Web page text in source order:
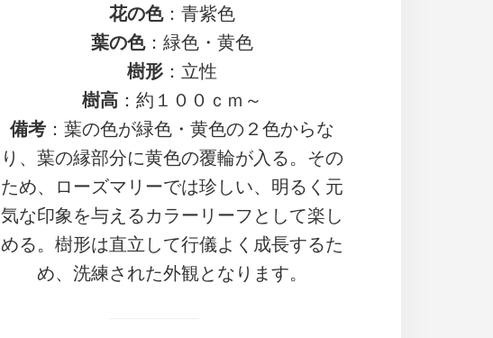
花の色：青紫色
葉の色：緑色・黄色
樹形 ：立性
樹高 ：約１００ｃｍ～
備考 ：葉の色が緑色・黄色の２色からな
り、葉の縁部分に黄色の覆輪が入る。その
ため、ローズマリーでは珍しい、明るく元
気な印象を与えるカラーリーフとして楽し
める。樹形は直立して行儀よく成長するた
め、洗練された外観となります。